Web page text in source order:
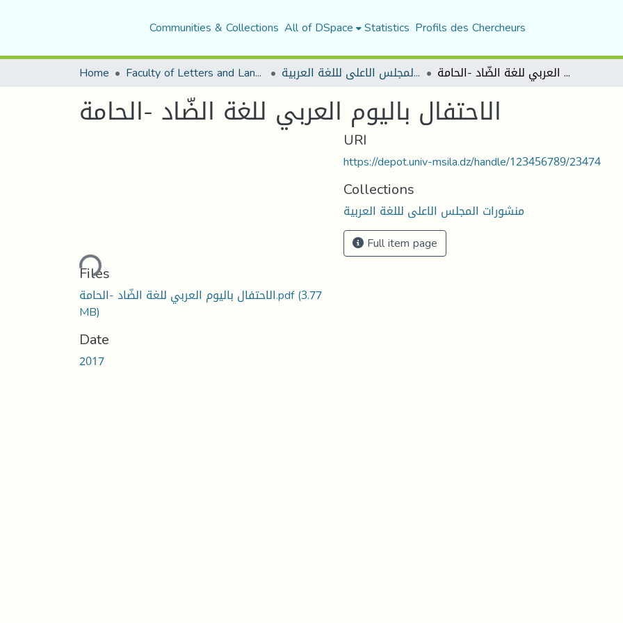
Communities & Collections All of DSpace Statistics Profils des Chercheurs
Home Faculty of Letters and Languages منشورات المجلس الاعلى لللغة العربية الاحتفال باليوم العربي للغة الضّاد -الحامة
الاحتفال باليوم العربي للغة الضّاد -الحامة
Loading...
Files
الاحتفال باليوم العربي للغة الضّاد -الحامة.pdf(3.77
MB)
Date
2017
URI
https://depot.univ-msila.dz/handle/123456789/23474
Collections
منشورات المجلس الاعلى لللغة العربية
Full item page